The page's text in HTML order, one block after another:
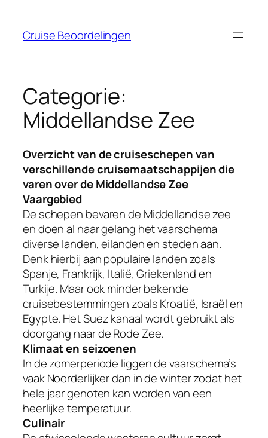
Cruise Beoordelingen
Categorie:
Middellandse Zee
Overzicht van de cruiseschepen van
verschillende cruisemaatschappijen die
varen over de Middellandse Zee
Vaargebied
De schepen bevaren de Middellandse zee
en doen al naar gelang het vaarschema
diverse landen, eilanden en steden aan.
Denk hierbij aan populaire landen zoals
Spanje, Frankrijk, Italië, Griekenland en
Turkije. Maar ook minder bekende
cruisebestemmingen zoals Kroatië, Israël en
Egypte. Het Suez kanaal wordt gebruikt als
doorgang naar de Rode Zee.
Klimaat en seizoenen
In de zomerperiode liggen de vaarschema’s
vaak Noorderlijker dan in de winter zodat het
hele jaar genoten kan worden van een
heerlijke temperatuur.
Culinair